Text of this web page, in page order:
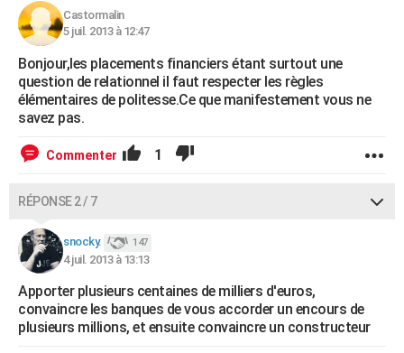
Carte de Noël
Carte Bonne année
Carte Saint-Valentin
Carte Pâques
Carte d'anniversaire
DICTIONNAIRE
Dictionnaire
Biographies
Citations
Expressions
Proverbes
PROGRAMME TV
COPAINS D'AVANT
AVIS DE DÉCÈS
Castormalin
5 juil. 2013 à 12:47
Bonjour,les placements financiers étant surtout une
question de relationnel il faut respecter les règles
élémentaires de politesse.Ce que manifestement vous ne
savez pas.
Commenter 1
RÉPONSE 2 / 7
snocky. 147
4 juil. 2013 à 13:13
Apporter plusieurs centaines de milliers d'euros,
convaincre les banques de vous accorder un encours de
plusieurs millions, et ensuite convaincre un constructeur